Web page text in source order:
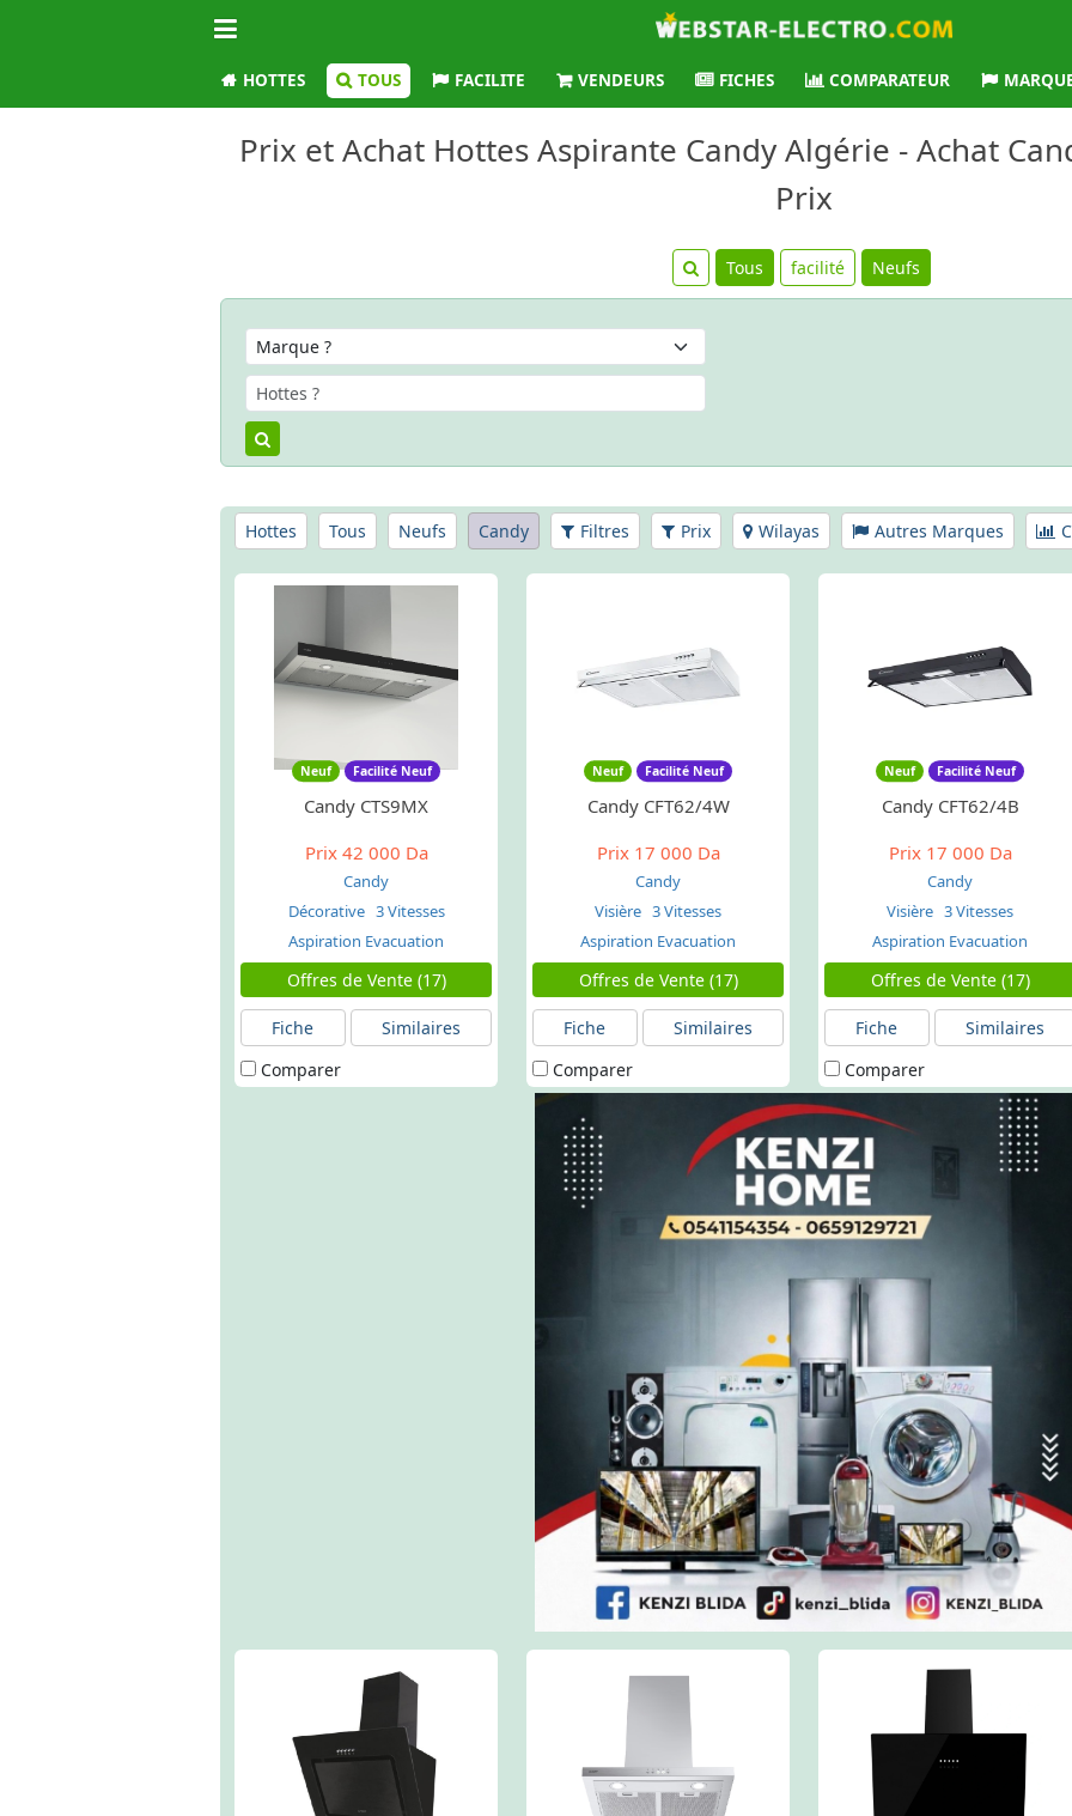
HOTTES TOUS FACILITE VENDEURS FICHES COMPARATEUR
Prix et Achat Hottes Aspirante Candy Algérie - Achat
Prix
Tous facilité Neufs
Hottes Tous Neufs Candy Filtres Prix Wilayas Autres Marques
Neuf Facilité Neuf
Candy CTS9MX
Prix42 000 Da
Candy
Décorative 3 Vitesses
Aspiration Evacuation
Offres de Vente (17)
Fiche
Similaires
Comparer
Neuf Facilité Neuf
Candy CFT62/4W
Prix17 000 Da
Candy
Visière 3 Vitesses
Aspiration Evacuation
Offres de Vente (17)
Fiche
Similaires
Comparer
Neuf Facilité Neuf
Candy CFT62/4B
Prix17 000 Da
Candy
Visière 3 Vitesses
Aspiration Evacuation
Offres de Vente (17)
Fiche
Similaires
Comparer